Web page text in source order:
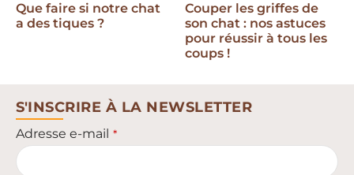
Que faire si notre chat
a des tiques ?
Couper les griffes de
son chat : nos astuces
pour réussir à tous les
coups !
S'INSCRIRE À LA NEWSLETTER
Adresse e-mail *